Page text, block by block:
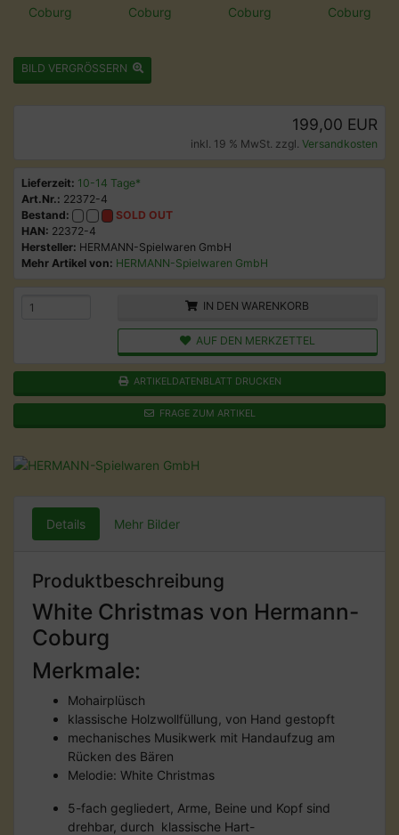
BILD VERGRÖSSERN
199,00 EUR
inkl. 19 % MwSt. zzgl. Versandkosten
Lieferzeit: 10-14 Tage*
Art.Nr.: 22372-4
Bestand:
SOLD OUT
HAN: 22372-4
Hersteller: HERMANN-Spielwaren GmbH
Mehr Artikel von: HERMANN-Spielwaren GmbH
IN DEN WARENKORB
AUF DEN MERKZETTEL
ARTIKELDATENBLATT DRUCKEN
FRAGE ZUM ARTIKEL
Details Mehr Bilder
Produktbeschreibung
White Christmas von Hermann-
Coburg
Merkmale:
Mohairplüsch
klassische Holzwollfüllung, von Hand gestopft
mechanisches Musikwerk mit Handaufzug am
Rücken des Bären
Melodie: White Christmas
5-fach gegliedert, Arme, Beine und Kopf sind
drehbar, durch klassische Hart-